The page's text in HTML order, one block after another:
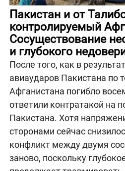
Пакистан и от
контролируемый
Сосуществование
и глубокого
После того, как в
авиаударов Пакистана по
Афганистана погибло
ответили контратакой на
Пакистана. Хотя
сторонами сейчас
конфликт между двумя
заново, поскольку